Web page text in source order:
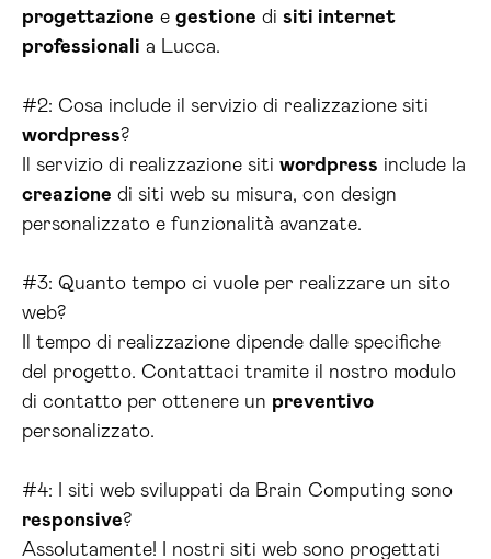
progettazione e gestione di siti internet
professionali a Lucca.
#2: Cosa include il servizio di realizzazione siti
wordpress?
Il servizio di realizzazione siti wordpress include la
creazione di siti web su misura, con design
personalizzato e funzionalità avanzate.
#3: Quanto tempo ci vuole per realizzare un sito
web?
Il tempo di realizzazione dipende dalle specifiche
del progetto. Contattaci tramite il nostro modulo
di contatto per ottenere un preventivo
personalizzato.
#4: I siti web sviluppati da Brain Computing sono
responsive?
Assolutamente! I nostri siti web sono progettati